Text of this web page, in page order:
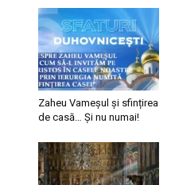
Zaheu Vameșul și sfințirea
de casă… Și nu numai!